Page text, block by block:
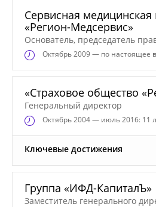
Сервисная
«Регион-Медсервис»
Основатель, председатель
Октябрь2009 — по настоящее
«Страховое общество
Генеральный директор
Октябрь2004 — июль 2016: 11
Ключевые достижения
Группа «ИФД-КапиталЪ»
Заместитель генерального